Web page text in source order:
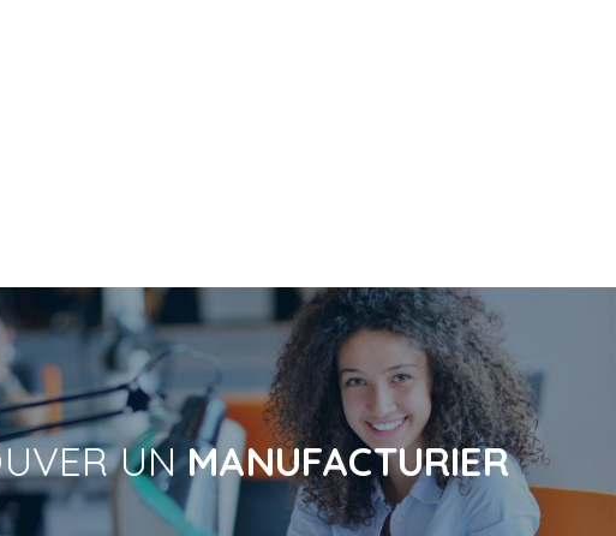
UNMANUFACTURIER